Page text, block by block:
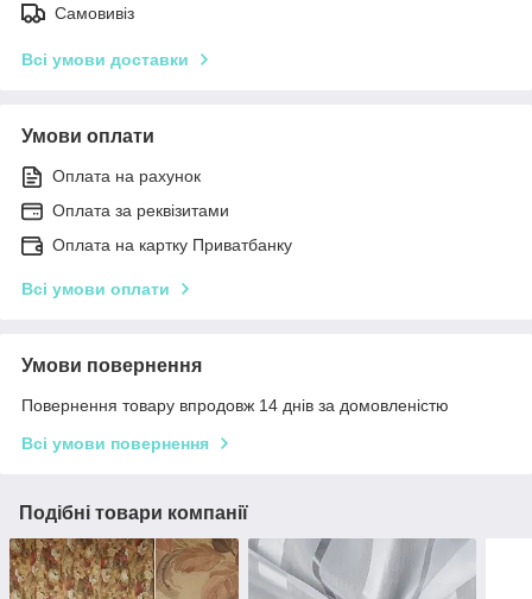
Самовивіз
Всі умови доставки
Умови оплати
Оплата на рахунок
Оплата за реквізитами
Оплата на картку Приватбанку
Всі умови оплати
Умови повернення
Повернення товару впродовж 14 днів за домовленістю
Всі умови повернення
Подібні товари компанії